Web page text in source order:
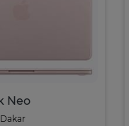
Neo